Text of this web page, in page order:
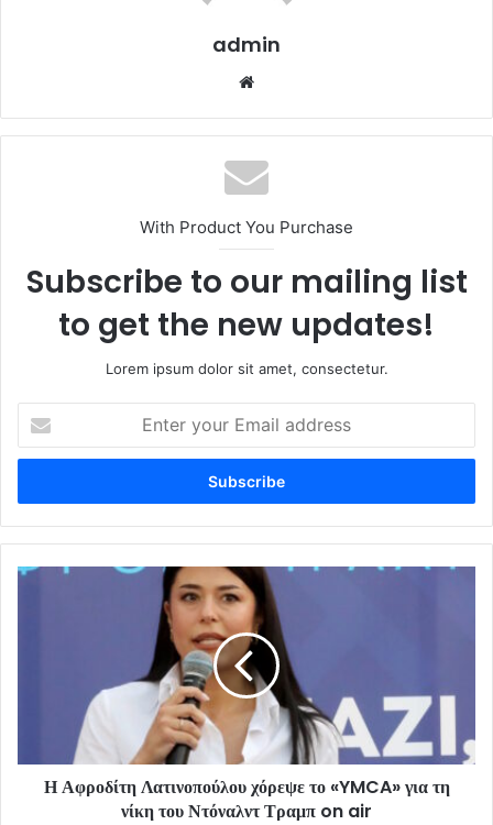
admin
With Product You Purchase
Subscribe to our mailing list
to get the new updates!
Lorem ipsum dolor sit amet, consectetur.
your
Email
Η Αφροδίτη Λατινοπούλου χόρεψε το «YMCA» για τη
νίκη του Ντόναλντ Τραμπ on air